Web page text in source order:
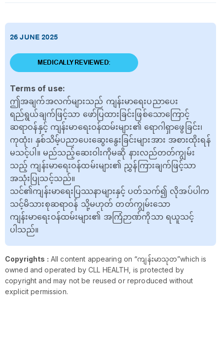
26 JUNE 2025
MEDICALLY REVIEWED:
Terms of use:
ဤအချက်အလက်များသည် ကျန်းမာရေးပညာပေး
ရည်ရွယ်ချက်ဖြင့်သာ ဖော်ပြထားခြင်းဖြစ်သောကြောင့်
ဆရာဝန်နှင့် ကျန်းမာရေးဝန်ထမ်းများ၏ ရောဂါရှာဖွေခြင်း၊
ကုထုံး၊ နှစ်သိမ့်ပညာပေးဆွေးနွေးခြင်းများအား အစားထိုးရန်
မသင့်ပါ။ မည်သည့်ဆေးဝါးကိုမဆို နားလည်တတ်ကျွမ်း
သည့် ကျန်းမာရေးဝန်ထမ်းများ၏ ညွှန်ကြားချက်ဖြင့်သာ
အသုံးပြုသင့်သည်။
သင်၏ကျန်းမာရေးပြဿနာများနှင့် ပတ်သက်၍ လိုအပ်ပါက
သင့်မိသားစုဆရာဝန် သို့မဟုတ် တတ်ကျွမ်းသော
ကျန်းမာရေးဝန်ထမ်းများ၏ အကြံဉာဏ်ကိုသာ ရယူသင့်
ပါသည်။
Copyrights : All content appearing on “ကျန်းမာသုတ”which is
owned and operated by CLL HEALTH, is protected by
copyright and may not be reused or reproduced without
explicit permission.